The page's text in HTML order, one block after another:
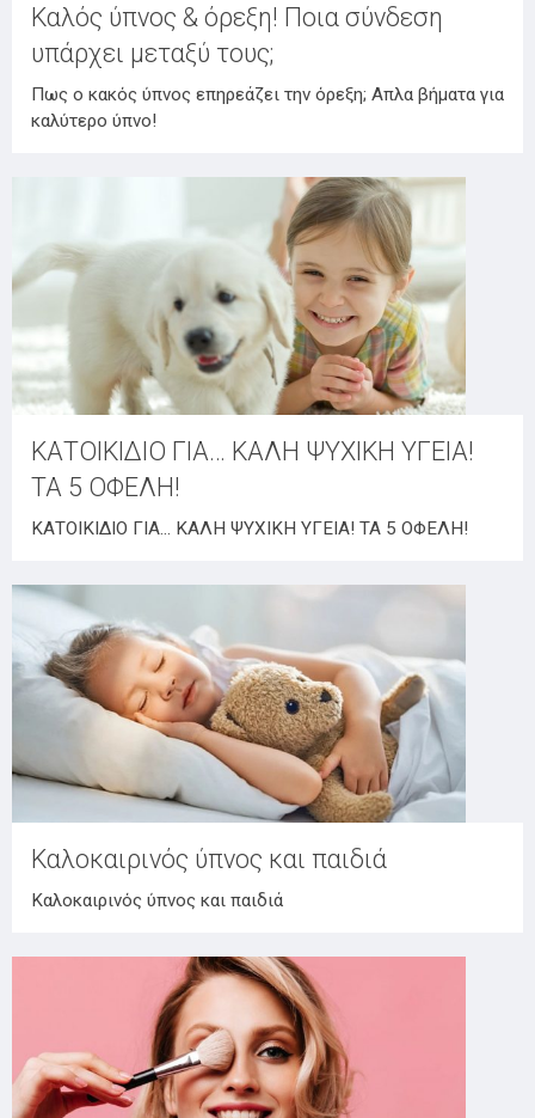
Καλός ύπνος & όρεξη! Ποια σύνδεση
υπάρχει μεταξύ τους;
Πως ο κακός ύπνος επηρεάζει την όρεξη; Απλα βήματα για
καλύτερο ύπνο!
ΚΑΤΟΙΚΙΔΙΟ ΓΙΑ… ΚΑΛΗ ΨΥΧΙΚΗ ΥΓΕΙΑ!
ΤΑ 5 ΟΦΕΛΗ!
ΚΑΤΟΙΚΙΔΙΟ ΓΙΑ… ΚΑΛΗ ΨΥΧΙΚΗ ΥΓΕΙΑ! ΤΑ 5 ΟΦΕΛΗ!
Καλοκαιρινός ύπνος και παιδιά
Καλοκαιρινός ύπνος και παιδιά